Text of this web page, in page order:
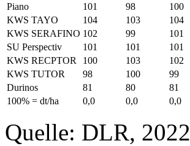
Piano
101 98
100
KWS TAYO
104 103
104
KWS SERAFINO 102 99
101
SU Perspectiv
101 101
101
KWS RECPTOR
100 103
102
KWS TUTOR
98 100
99
Durinos
81 80
81
100% = dt/ha
0,0 0,0 0,0
Quelle: DLR, 2022